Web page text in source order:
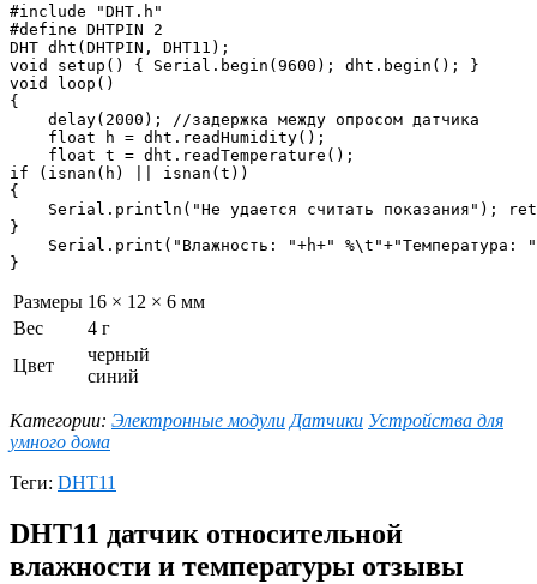
#include "DHT.h"
#define DHTPIN 2
DHT dht(DHTPIN, DHT11);
void setup() { Serial.begin(9600); dht.begin(); }
void loop()
{
    delay(2000); //задержка между опросом датчика
    float h = dht.readHumidity();
    float t = dht.readTemperature();
if (isnan(h) || isnan(t))
{
Serial.println("Не удается считать показания");
}
Serial.print("Влажность: "+h+" %\t"+"Температура:
}
Размеры 16 × 12 × 6 мм
Вес
4 г
Цвет
черный
синий
Категории: Электронные модули Датчики Устройства для
умного дома
Теги: DHT11
DHT11 датчик относительной
влажности и температуры отзывы